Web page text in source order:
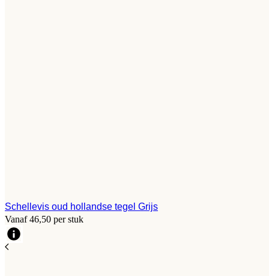
Schellevis oud hollandse tegel Grijs
Vanaf 46,50 per stuk